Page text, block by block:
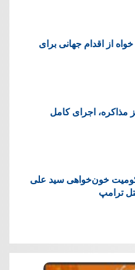
از اقدام جهانی برای
اجرای کامل
خون‌خواهی سید علی
ترامپ